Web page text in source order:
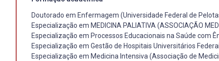
Doutorado em Enfermagem (Universidade Federal de
Especialização em MEDICINA PALIATIVA (ASSOCIAÇÃO
Especialização em Processos Educacionais na Saúde com
Especialização em Gestão de Hospitais Universitários
Especialização em Medicina Intensiva (Associação de